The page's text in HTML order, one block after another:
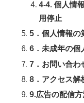
4-4. 個人情
用停止
5．個人情報の
6．未成年の個
7．お問い合わ
8．アクセス解
9.広告の配信